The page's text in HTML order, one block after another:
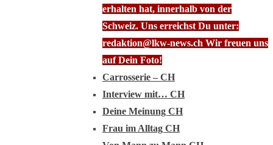
erhalten hat, innerhalb von der
Schweiz. Uns erreichst Du unter:
redaktion@lkw-news.ch Wir freuen uns
auf Dein Foto!
Carrosserie – CH
Interview mit… CH
Deine Meinung CH
Frau im Alltag CH